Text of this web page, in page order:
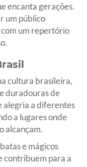
encanta gerações.
um público
um repertório
cultura brasileira,
duradouras de
alegria a diferentes
a lugares onde
alcançam.
e mágicos
contribuem para a